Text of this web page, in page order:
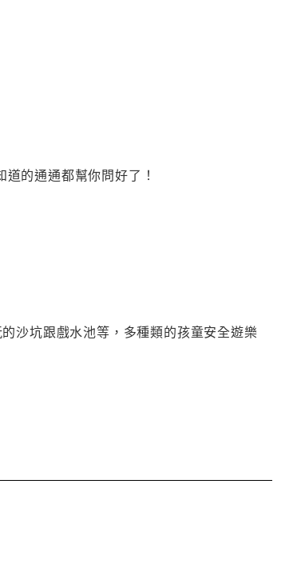
的通通都幫你問好了！
沙坑跟戲水池等，多種類的孩童安全遊樂